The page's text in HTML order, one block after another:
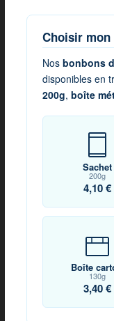
Choisir
Nos bonbons
disponibles en
200g, boîte
Sachet
200g
4,10 €
Boîte
130g
3,40 €